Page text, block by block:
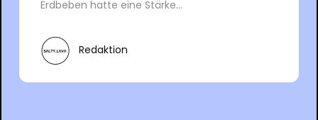
Erdbeben hatte eine Stärke...
Redaktion